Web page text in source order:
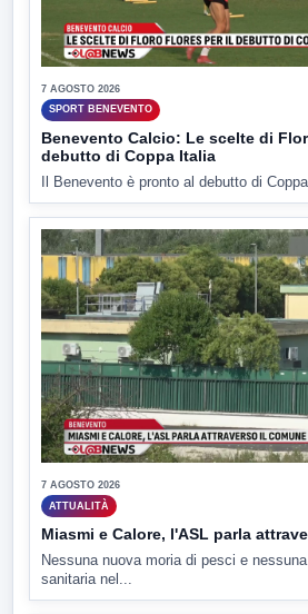
7 AGOSTO 2026
SPORT BENEVENTO
Benevento Calcio: Le scelte di
debutto di Coppa Italia
Il Benevento è pronto al debutto di
7 AGOSTO 2026
ATTUALITÀ
Miasmi e Calore, l'ASL parla
Nessuna nuova moria di pesci e
sanitaria nel...